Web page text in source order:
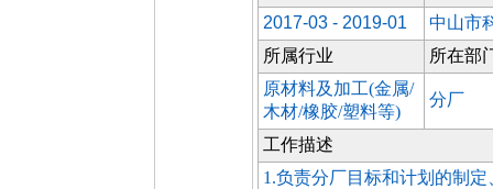
2017-03 - 2019-01
中山市
所属行业
所在部
原材料及加工(金属/
木材/橡胶/塑料等)
分厂
工作描述
1.负责分厂目标和计划的制